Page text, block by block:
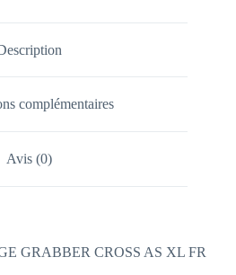
complémentaires
Avis (0)
GRABBER CROSS AS XL FR